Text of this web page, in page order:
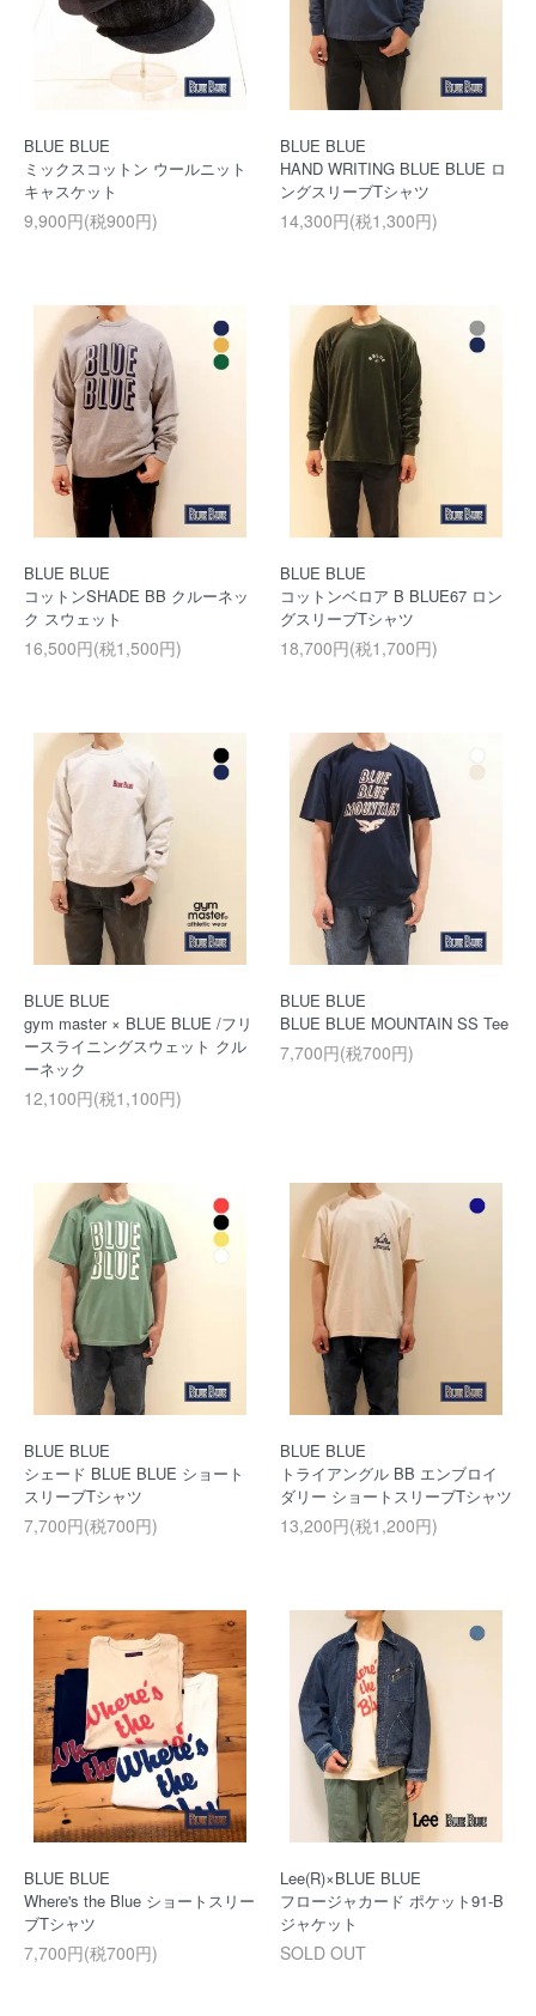
BLUE BLUE
ミックスコットン ウールニット
キャスケット
9,900円(税900円)
BLUE BLUE
HAND WRITING BLUE BLUE ロ
ングスリーブTシャツ
14,300円(税1,300円)
BLUE BLUE
コットンSHADE BB クルーネッ
ク スウェット
16,500円(税1,500円)
BLUE BLUE
コットンベロア B BLUE67 ロン
グスリーブTシャツ
18,700円(税1,700円)
BLUE BLUE
gym master × BLUE BLUE /フリ
ースライニングスウェット クル
ーネック
12,100円(税1,100円)
BLUE BLUE
BLUE BLUE MOUNTAIN SS Tee
7,700円(税700円)
BLUE BLUE
シェード BLUE BLUE ショート
スリーブTシャツ
7,700円(税700円)
BLUE BLUE
トライアングル BB エンブロイ
ダリー ショートスリーブTシャツ
13,200円(税1,200円)
BLUE BLUE
Where's the Blue ショートスリー
ブTシャツ
7,700円(税700円)
Lee(R)×BLUE BLUE
フロージャカード ポケット91-B
ジャケット
SOLD OUT